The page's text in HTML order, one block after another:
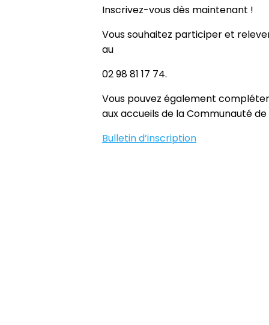
Inscrivez-vous dès maintenant !
Vous souhaitez participer et
au
02 98 81 17 74.
Vous pouvez également
aux accueils de la Communauté
Bulletin d’inscription